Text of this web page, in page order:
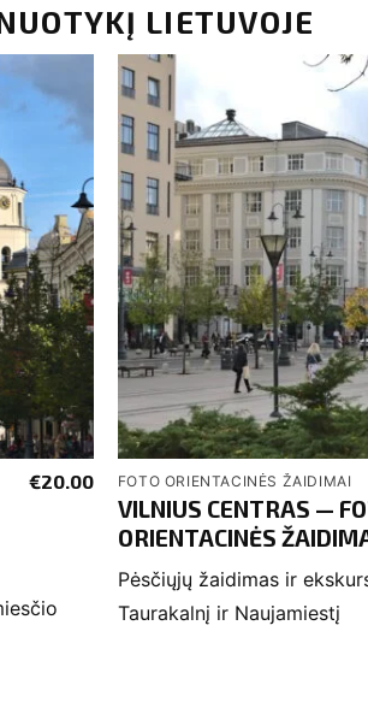
LIETUVOJE
€20.00 FOTO ORIENTACINĖS ŽAIDIMAI
VILNIUS CENTRAS —
ORIENTACINĖS
Pėsčiųjų žaidimas ir
Taurakalnį ir Naujamiestį